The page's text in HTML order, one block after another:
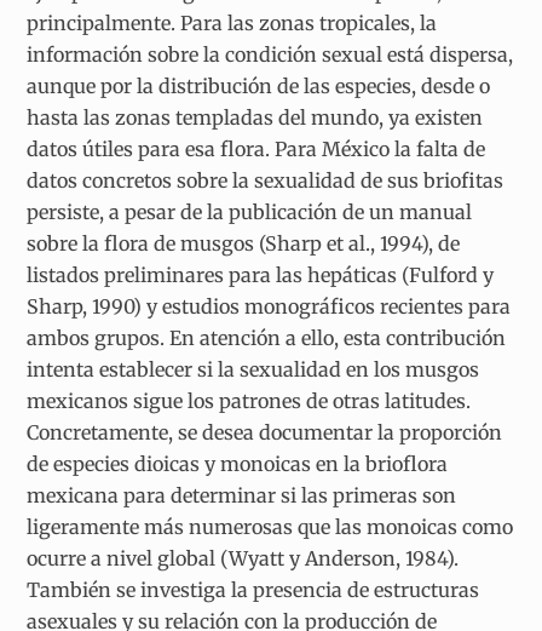
principalmente. Para las zonas tropicales, la
información sobre la condición sexual está dispersa,
aunque por la distribución de las especies, desde o
hasta las zonas templadas del mundo, ya existen
datos útiles para esa flora. Para México la falta de
datos concretos sobre la sexualidad de sus briofitas
persiste, a pesar de la publicación de un manual
sobre la flora de musgos (Sharp et al., 1994), de
listados preliminares para las hepáticas (Fulford y
Sharp, 1990) y estudios monográficos recientes para
ambos grupos. En atención a ello, esta contribución
intenta establecer si la sexualidad en los musgos
mexicanos sigue los patrones de otras latitudes.
Concretamente, se desea documentar la proporción
de especies dioicas y monoicas en la brioflora
mexicana para determinar si las primeras son
ligeramente más numerosas que las monoicas como
ocurre a nivel global (Wyatt y Anderson, 1984).
También se investiga la presencia de estructuras
asexuales y su relación con la producción de